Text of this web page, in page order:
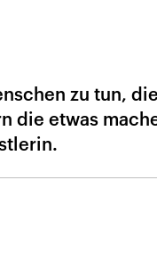
zu tun,
die etwas